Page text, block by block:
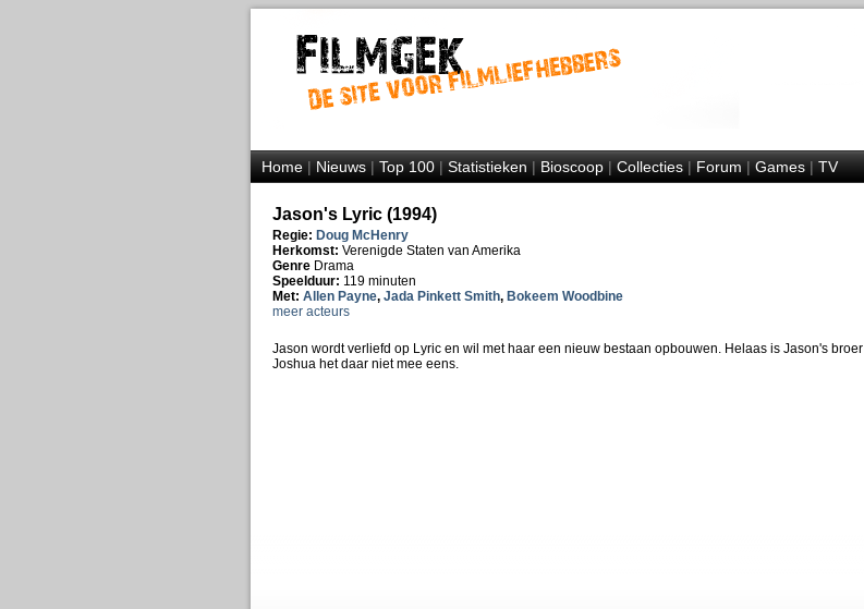
Home|Nieuws|Top 100|Statistieken|Bioscoop|Collecties|Forum|Games|TV
Jason's Lyric (1994)
Regie: Doug McHenry
Herkomst: Verenigde Staten van Amerika
Genre Drama
Speelduur: 119 minuten
Met: Allen Payne, Jada Pinkett Smith, Bokeem Woodbine
meer acteurs
Jason wordt verliefd op Lyric en wil met haar een nieuw bestaan opbouwen. Helaas is Jason's broer
Joshua het daar niet mee eens.